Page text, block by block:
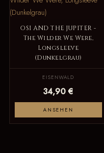
OSI AND THE JUPITER -
The Wilder We Were,
Longsleeve
(Dunkelgrau)
EISENWALD
34,90 €
ANSEHEN